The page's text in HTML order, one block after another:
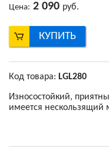
Цена: 2 090 руб.
КУПИТЬ
Код товара: LGL280
Износостойкий,
имеется нескользящий